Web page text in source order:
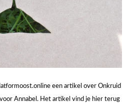
een artikel over Onkruid
Annabel. Het artikel vind je hier terug